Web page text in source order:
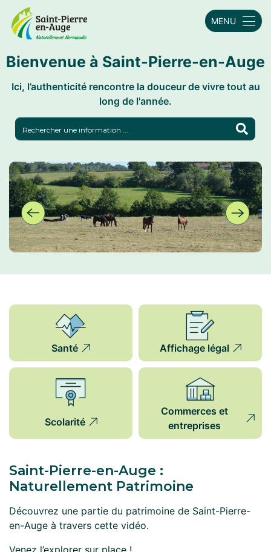
MENU
Bienvenue à Saint-Pierre-en-Auge
Ici, l’authenticité rencontre la douceur de vivre tout au
long de l'année.
Santé Affichage légal
Scolarité
Commerces et
entreprises
Saint-Pierre-en-Auge :
Naturellement Patrimoine
Découvrez une partie du patrimoine de Saint-Pierre-
en-Auge à travers cette vidéo.